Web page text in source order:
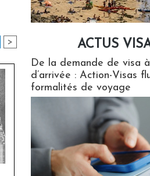
> ACTUS
De la demande de visa
d’arrivée : Action-Visas
formalités de voyage